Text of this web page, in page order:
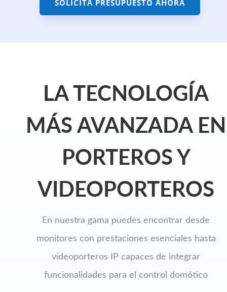
SOLICITA PRESUPUESTO AHORA
LA TECNOLOGÍA
MÁS AVANZADA EN
PORTEROS Y
VIDEOPORTEROS
En nuestra gama puedes encontrar desde
monitores con prestaciones esenciales hasta
videoporteros IP capaces de integrar
funcionalidades para el control domótico